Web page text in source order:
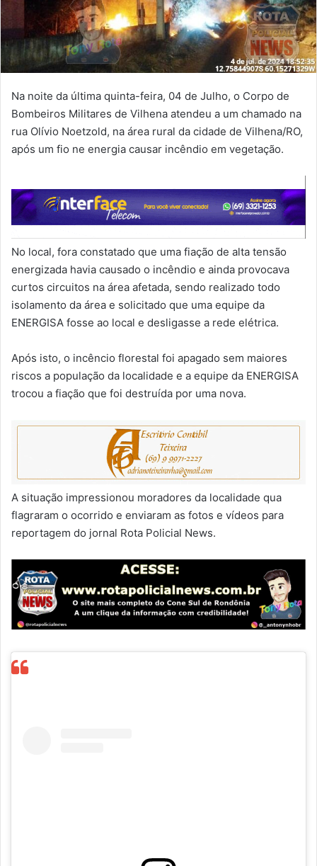
Na noite da última quinta-feira, 04 de Julho, o Corpo de
Bombeiros Militares de Vilhena atendeu a um chamado na
rua Olívio Noetzold, na área rural da cidade de Vilhena/RO,
após um fio ne energia causar incêndio em vegetação.
No local, fora constatado que uma fiação de alta tensão
energizada havia causado o incêndio e ainda provocava
curtos circuitos na área afetada, sendo realizado todo
isolamento da área e solicitado que uma equipe da
ENERGISA fosse ao local e desligasse a rede elétrica.
Após isto, o incêncio florestal foi apagado sem maiores
riscos a população da localidade e a equipe da ENERGISA
trocou a fiação que foi destruída por uma nova.
A situação impressionou moradores da localidade qua
flagraram o ocorrido e enviaram as fotos e vídeos para
reportagem do jornal Rota Policial News.